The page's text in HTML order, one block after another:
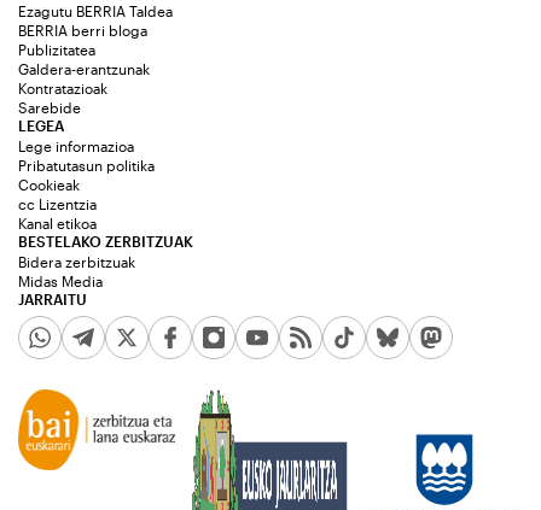
Ezagutu BERRIA Taldea
BERRIA berri bloga
Publizitatea
Galdera-erantzunak
Kontratazioak
Sarebide
JARRAITU
LEGEA
Lege informazioa
Pribatutasun politika
Cookieak
cc Lizentzia
Kanal etikoa
BESTELAKO ZERBITZUAK
Bidera zerbitzuak
Midas Media